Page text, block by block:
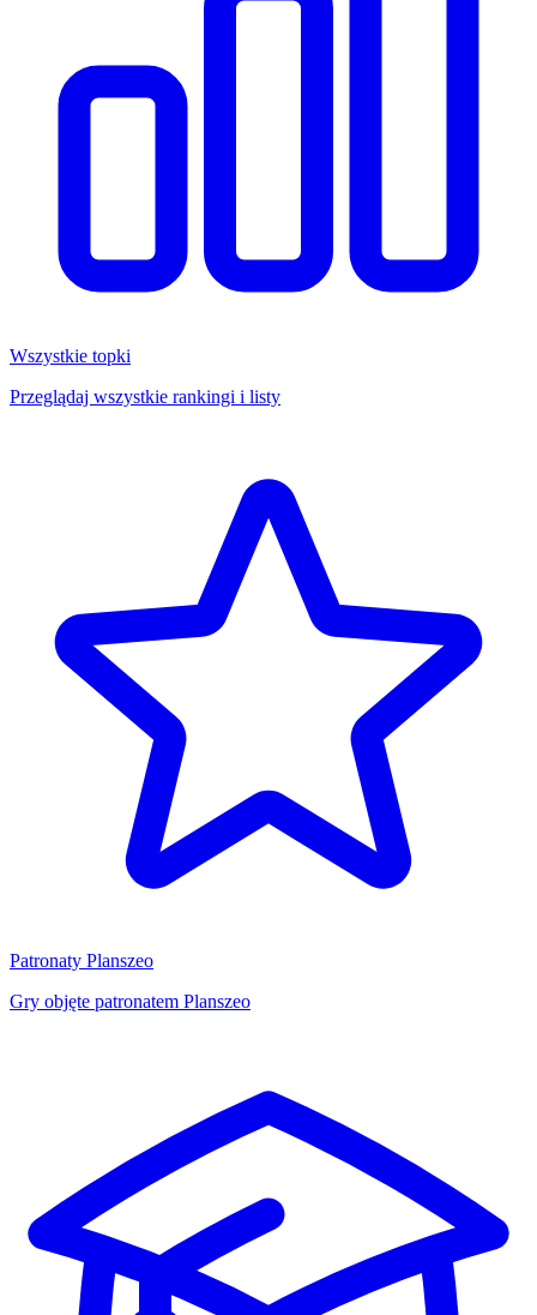
Wszystkie topki
Przeglądaj wszystkie rankingi i listy
Patronaty Planszeo
Gry objęte patronatem Planszeo